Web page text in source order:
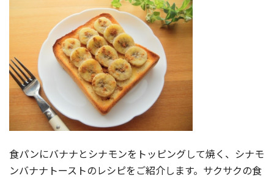
食パンにバナナとシナモンをトッピングして焼く、シナモ
ンバナナトーストのレシピをご紹介します。サクサクの食